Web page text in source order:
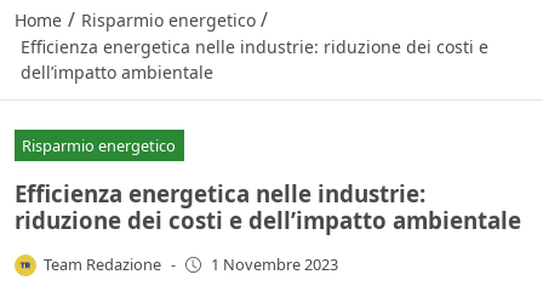
Home / Risparmio energetico /
Efficienza energetica nelle industrie: riduzione dei costi e
dell’impatto ambientale
Risparmio energetico
Efficienza energetica nelle industrie:
riduzione dei costi e dell’impatto ambientale
Team Redazione - 1 Novembre 2023